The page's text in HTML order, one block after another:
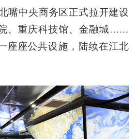
中央商务区正式拉开建设
、重庆科技馆、金融城……
座座公共设施，陆续在江北